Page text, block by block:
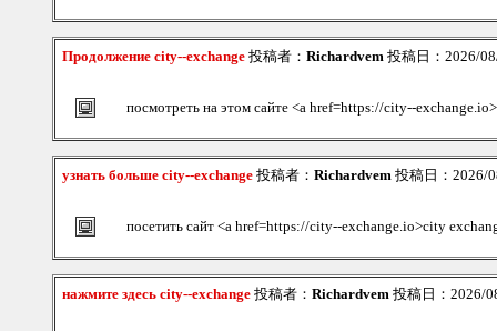
Продолжение city--exchange 投稿者： Richardvem 投稿日：2026/
посмотреть на этом сайте <a href=https://city--
узнать больше city--exchange 投稿者： Richardvem 投稿日：2026/
посетить сайт <a href=https://city--exchange.io>city
нажмите здесь city--exchange 投稿者： Richardvem 投稿日：2026/